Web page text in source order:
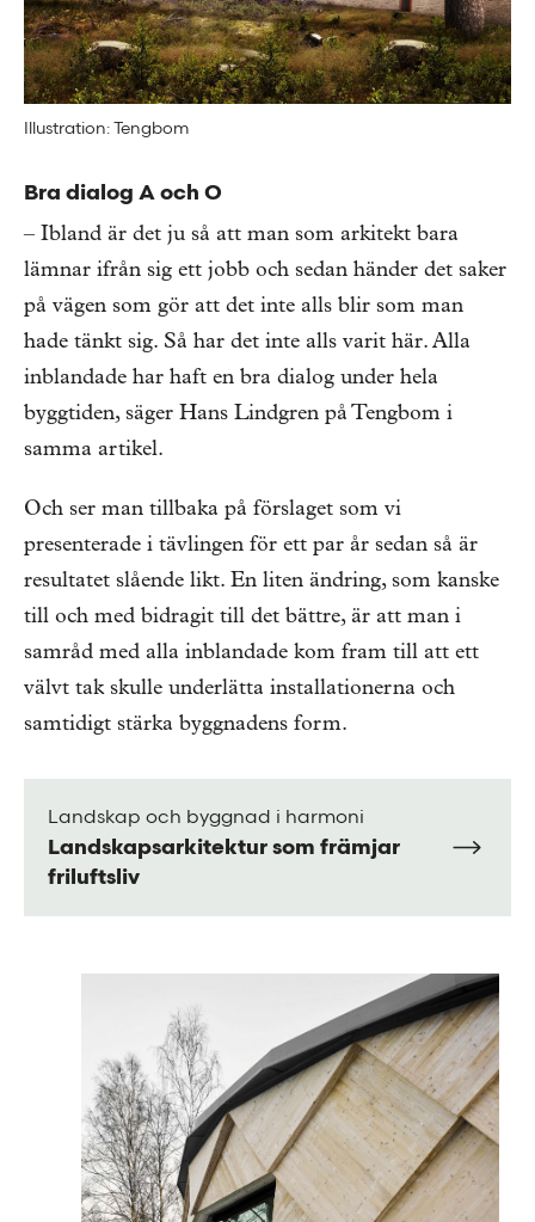
Illustration: Tengbom
Bra dialog A och O
– Ibland är det ju så att man som arkitekt bara
lämnar ifrån sig ett jobb och sedan händer det saker
på vägen som gör att det inte alls blir som man
hade tänkt sig. Så har det inte alls varit här. Alla
inblandade har haft en bra dialog under hela
byggtiden, säger Hans Lindgren på Tengbom i
samma artikel.
Och ser man tillbaka på förslaget som vi
presenterade i tävlingen för ett par år sedan så är
resultatet slående likt. En liten ändring, som kanske
till och med bidragit till det bättre, är att man i
samråd med alla inblandade kom fram till att ett
välvt tak skulle underlätta installationerna och
samtidigt stärka byggnadens form.
Landskap och byggnad i harmoni
Landskapsarkitektur som främjar
friluftsliv